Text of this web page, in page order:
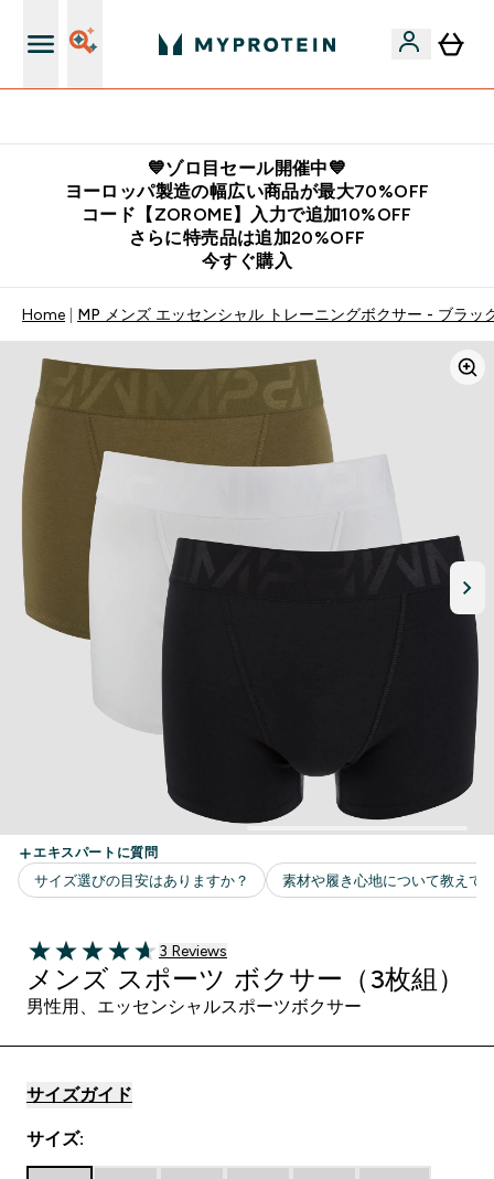
💙ゾロ目セール開催中💙
ヨーロッパ製造の幅広い商品が最大70%OFF
コード【ZOROME】入力で追加10%OFF
さらに特売品は追加20%OFF
今すぐ購入
Home MP メンズ エッセンシャル トレーニングボクサー - ブラッ
4.67 out of 5 stars
3 ＋件の口コミ
3 Reviews
メンズ スポーツ ボクサー（3枚組）
男性用、エッセンシャルスポーツボクサー
サイズガイド
サイズ: